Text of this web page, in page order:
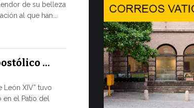
de su belleza
al que han...
…
León XIV” tuvo
en el Patio del
En
TIEMPOS
En el marco
por la tarde,
9 JULIO, 2026